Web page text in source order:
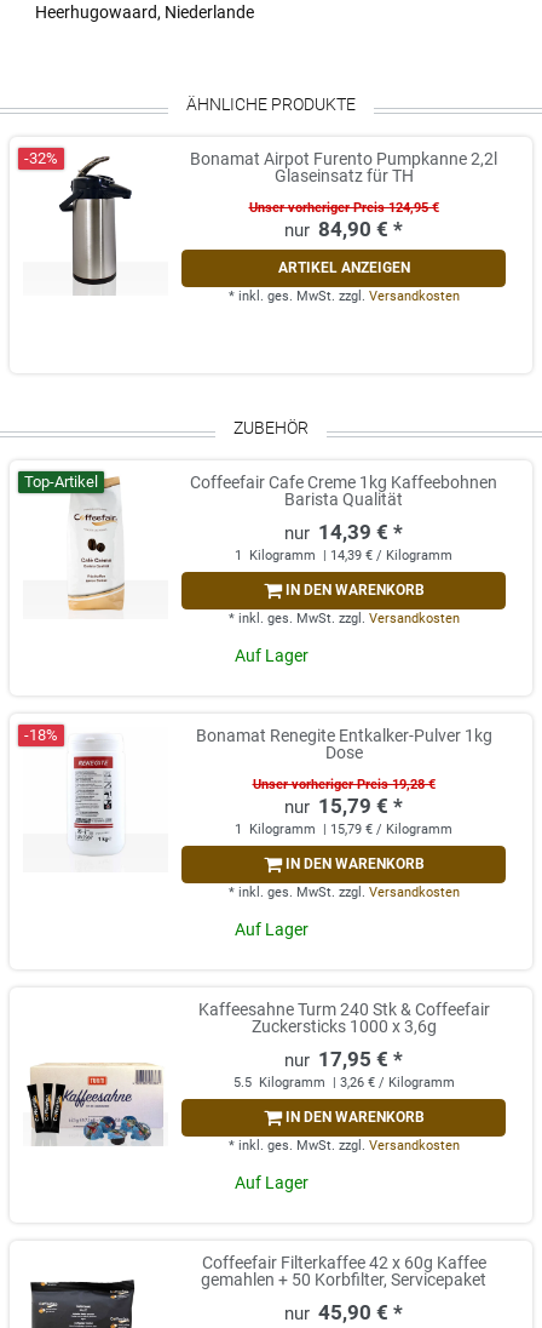
Heerhugowaard, Niederlande
ÄHNLICHE PRODUKTE
-32%
Bonamat Airpot Furento Pumpkanne 2,2l
Glaseinsatz für TH
Unser vorheriger Preis 124,95 €
84,90 € *
ARTIKEL ANZEIGEN
* inkl. ges. MwSt. zzgl. Versandkosten
ZUBEHÖR
Top-Artikel
Coffeefair Cafe Creme 1kg Kaffeebohnen
Barista Qualität
14,39 € *
1 Kilogramm | 14,39 € / Kilogramm
IN DEN WARENKORB
* inkl. ges. MwSt. zzgl. Versandkosten
Auf Lager
-18%
Bonamat Renegite Entkalker-Pulver 1kg
Dose
Unser vorheriger Preis 19,28 €
15,79 € *
1 Kilogramm | 15,79 € / Kilogramm
IN DEN WARENKORB
* inkl. ges. MwSt. zzgl. Versandkosten
Auf Lager
Kaffeesahne Turm 240 Stk & Coffeefair
Zuckersticks 1000 x 3,6g
17,95 € *
5.5 Kilogramm | 3,26 € / Kilogramm
IN DEN WARENKORB
* inkl. ges. MwSt. zzgl. Versandkosten
Auf Lager
Coffeefair Filterkaffee 42 x 60g Kaffee
gemahlen + 50 Korbfilter, Servicepaket
45,90 € *